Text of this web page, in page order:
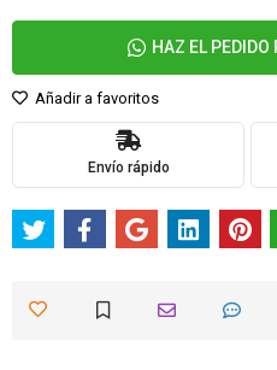
HAZ EL PEDIDO
Añadir a favoritos
Envío rápido